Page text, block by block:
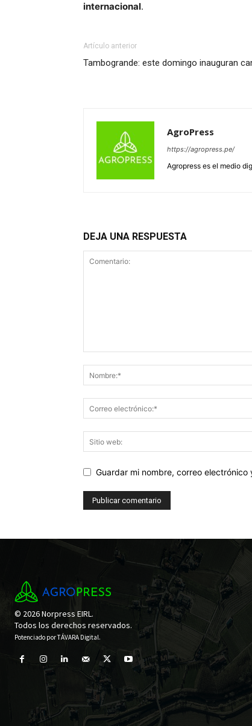
internacional.
Artículo anterior
Tambogrande: este domingo inauguran
AgroPress
https://agropress.pe/
Agropress es el medio
DEJA UNA RESPUESTA
Guardar mi nombre, correo
© 2026 Norpress EIRL.
Todos los derechos reservados.
Potenciado porTÁVARA Digital.